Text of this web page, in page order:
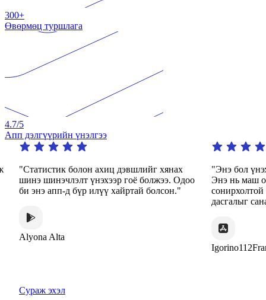
300+
Өвөрмөц туршлага
4.7/5
Апп дэлгүүрийн үнэлгээ
болон ахиц дэвшлийг хянах
үнэхээр гоё болжээ. Одоо
бүр илүү хайртай болсон."
"Энэ бол үнэхээр гайхалтай
Энэ нь маш олон төрлийн
сонирхолтой арга замаар
дасгалыг санал болгодог."
Igorino112France
Сураж эхэл